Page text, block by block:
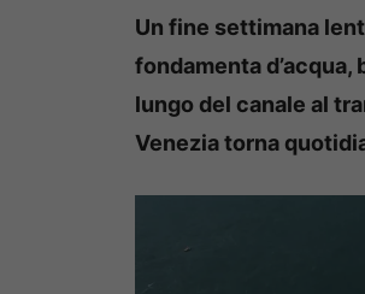
Un fine settimana
fondamenta
lungo del canale al
Venezia torna